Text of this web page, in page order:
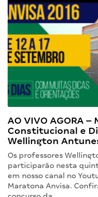
AO VIVO AGORA
Constitucional e
Wellington
Os professores
participarão nesta
em nosso canal no
Maratona Anvisa.